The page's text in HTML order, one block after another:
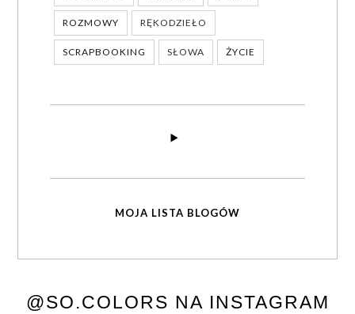
ROZMOWY RĘKODZIEŁO
SCRAPBOOKING SŁOWA ŻYCIE
MOJA LISTA BLOGÓW
@SO.COLORS NA INSTAGRAM